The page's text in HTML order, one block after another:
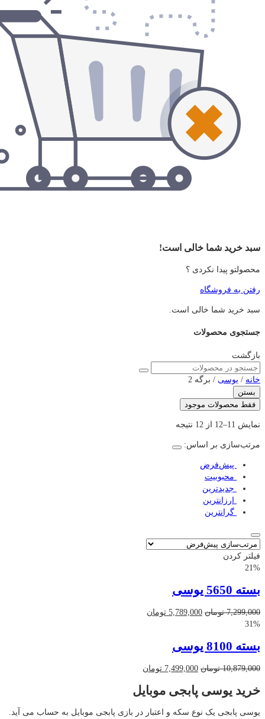
سبد خرید شما خالی است!
محصولتو پیدا نکردی ؟
رفتن به فروشگاه
سبد خرید شما خالی است.
جستجوی محصولات
بازگشت
خانه / یوسی / برگه 2
بستن
فقط محصولات موجود
نمایش 11–12 از 12 نتیجه
مرتب‌سازی بر اساس:
‌ پیش‌فرض
‌ محبوبیت
‌ جدیدترین
‌ ارزانترین
‌ گرانترین
فیلتر کردن
21%
بسته 5650 یوسی
7,299,000 تومان قیمت
بود.
5,789,000 تومان
31%
بسته 8100 یوسی
10,879,000 تومان قیمت
10,879,000 تومان
7,499,000 تومان
خرید یوسی پابجی موبایل
یوسی پابجی یک نوع سکه و اعتبار در بازی پابجی موبایل به حساب می آید.